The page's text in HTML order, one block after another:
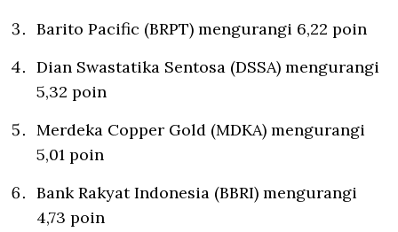
Barito Pacific (BRPT) mengurangi 6,22 poin
Dian Swastatika Sentosa (DSSA) mengurangi
5,32 poin
Merdeka Copper Gold (MDKA) mengurangi
5,01 poin
Bank Rakyat Indonesia (BBRI) mengurangi
4,73 poin